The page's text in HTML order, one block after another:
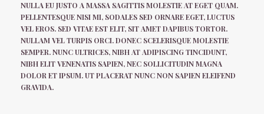
NULLA EU JUSTO A MASSA SAGITTIS MOLESTIE AT EGET QUAM.
PELLENTESQUE NISI MI, SODALES SED ORNARE EGET, LUCTUS
VEL EROS. SED VITAE EST ELIT, SIT AMET DAPIBUS TORTOR.
NULLAM VEL TURPIS ORCI. DONEC SCELERISQUE MOLESTIE
SEMPER. NUNC ULTRICES, NIBH AT ADIPISCING TINCIDUNT,
NIBH ELIT VENENATIS SAPIEN, NEC SOLLICITUDIN MAGNA
DOLOR ET IPSUM. UT PLACERAT NUNC NON SAPIEN ELEIFEND
GRAVIDA.